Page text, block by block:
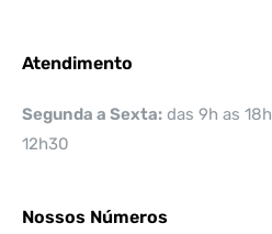
Atendimento
Segunda a Sexta: das 9h as 18h
12h30
Nossos Números